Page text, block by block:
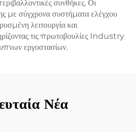
συνθήκες. Οι
με σύγχρονα συστήματα ελέγχου
λειτουργία και
τις πρωτοβουλίες Industry
εργοστασίων.
Νέα